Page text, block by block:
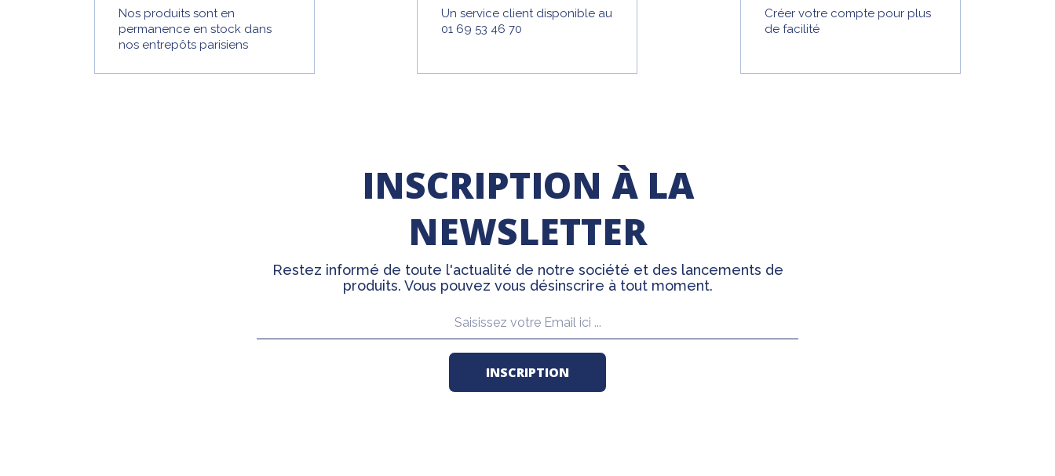
Nos produits sont en
permanence en stock dans
nos entrepôts parisiens
Un service client disponible au
01 69 53 46 70
Créer votre compte pour plus
de facilité
INSCRIPTION À LA
NEWSLETTER
Restez informé de toute l'actualité de notre société et des lancements de
produits. Vous pouvez vous désinscrire à tout moment.